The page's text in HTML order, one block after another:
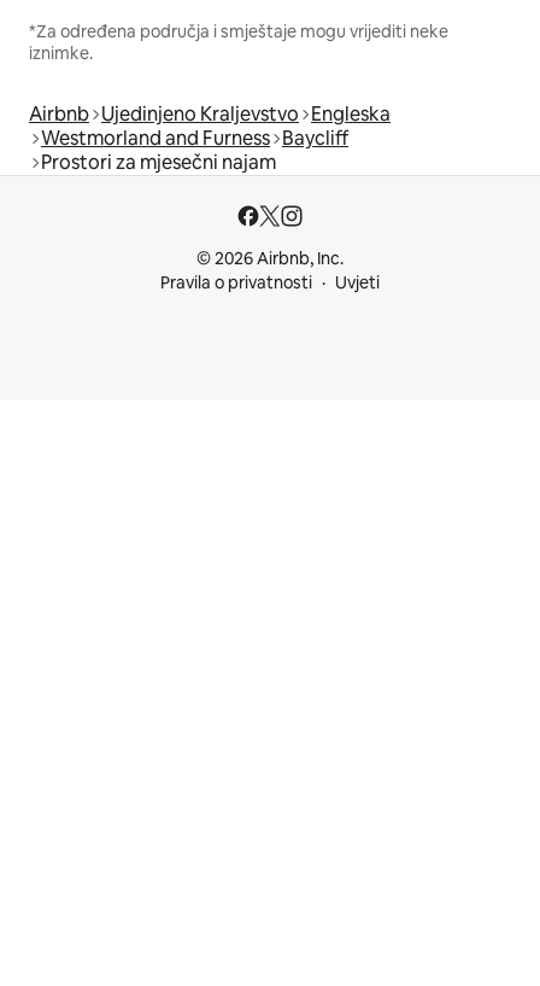
*Za određena područja i smještaje mogu vrijediti neke
iznimke.
Airbnb Ujedinjeno Kraljevstvo Engleska
Westmorland and Furness Baycliff
Prostori za mjesečni najam
© 2026 Airbnb, Inc.
Pravila o privatnosti
Uvjeti